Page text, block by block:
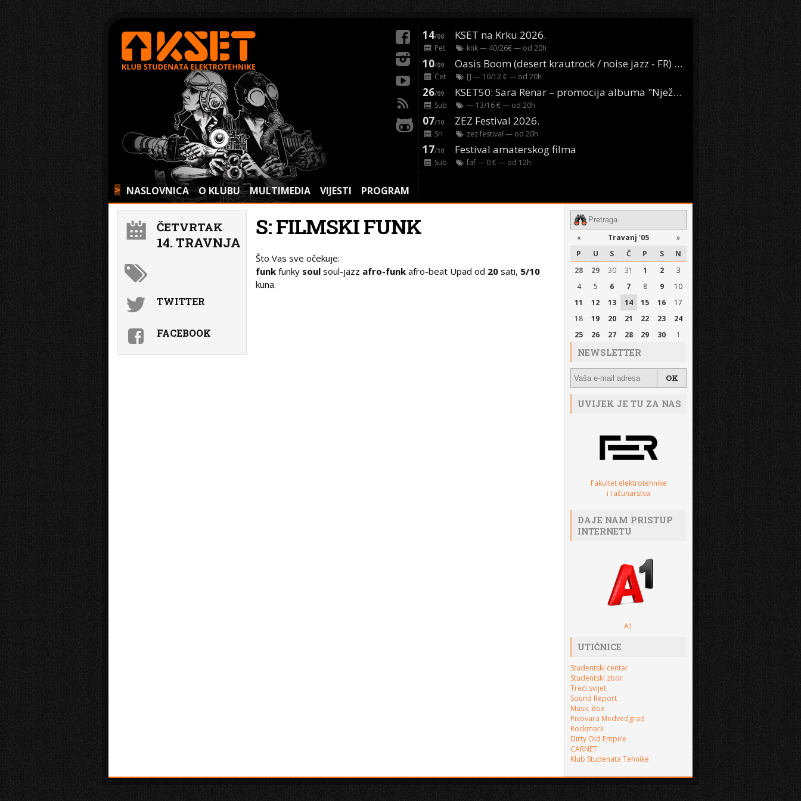
> NASLOVNICA O KLUBU MULTIMEDIA VIJESTI PROGRAM
14/08 KSET na Krku 2026.
Pet knk— 40/26€ — od 20h
10/09 Oasis Boom (desert krautrock / noise jazz - FR) @ KONTEJNER
Čet [] — 10/12 € — od 20h
26/09 KSET50: Sara Renar – promocija albuma "Nježne riječi" @ Močvara
Sub — 13/16 € — od 20h
07/10 ZEZ Festival 2026.
Sri zez festival — od 20h
17/10 Festival amaterskog filma
Sub faf— 0 € — od 12h
S: FILMSKI FUNK
Što Vas sve očekuje:
funk funky soulsoul-jazz afro-funkafro-beat Upad od 20 sati, 5/10
kuna.
ČETVRTAK
14. TRAVNJA
TWITTER
FACEBOOK
« Travanj '05
»
P
U S Č P S
N
28
29 30 31 1 2
3
4
5 6 7 8 9
10
11
12 13 14 15 16
17
18
19 20 21 22 23
24
25
26 27 28 29 30 1
NEWSLETTER
UVIJEK JE TU ZA NAS
Fakultet elektrotehnike
i računarstva
DAJE NAM PRISTUP
INTERNETU
A1
UTIČNICE
Studentski centar
Studentski zbor
Treći svijet
Sound Report
Music Box
Pivovara Medvedgrad
Rockmark
Dirty Old Empire
CARNET
Klub Studenata Tehnike